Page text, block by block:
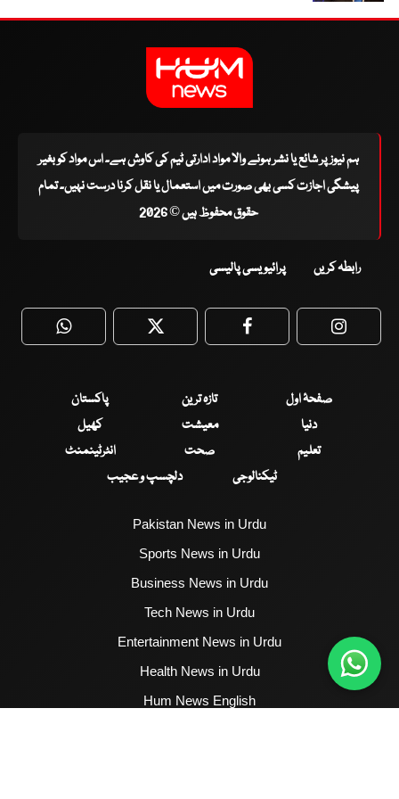
ہم نیوز پر شائع یا نشر ہونے والا مواد ادارتی ٹیم کی کاوش ہے۔ اس مواد کو بغیر
پیشگی اجازت کسی بھی صورت میں استعمال یا نقل کرنا درست نہیں۔ تمام
حقوق محفوظ ہیں © 2026
رابطہ کریں پرائیویسی پالیسی
WhatsApp Twitter Facebook
صفحۂ اول تازہ ترین
پاکستان
دنیا
معیشت
کھیل
تعلیم
صحت
انٹرٹینمنٹ
ٹیکنالوجی
دلچسپ و عجیب
Pakistan News in Urdu
Sports News in Urdu
Business News in Urdu
Tech News in Urdu
Entertainment News in Urdu
Health News in Urdu
Hum News English